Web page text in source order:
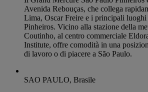
Avenida Rebouças, che collega
Lima, Oscar Freire e i principali luoghi
Pinheiros. Vicino alla stazione della
Coutinho, al centro commerciale
Institute, offre comodità in una
di lavoro o di piacere a São Paulo.
SAO PAULO, Brasile